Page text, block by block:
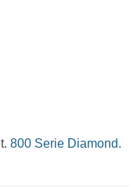
800 Serie Diamond.